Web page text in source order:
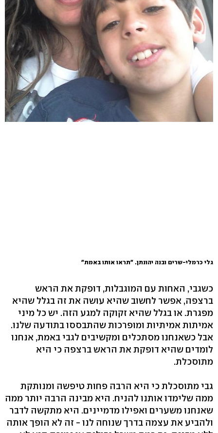
גלי כרמלי-שרים ובנה יהונתן. "תראו אותו באמת"
כשגבי, האחות עם המוגבלות, דופקת את הראש
ברצפה, אפשר לחשוב שהיא עושה את זה בגלל שהיא
מפגרת. או בגלל שהיא זקוקה למגע הזה. יש כל מיני
אמיתות אמיתיות ומופרכות שהתבססו בתודעה שלנו.
אבל כשאנחנו מסתכלים ומקשיבים לגבי באמת, אנחנו
לומדים שהיא דופקת את הראש ברצפה כי היא
מתוסכלת.
גבי מתוסכלת כי היא הרבה פחות טיפשה ומנותקת
ממה שלימדו אותנו להניח. היא מבינה הרבה יותר ממה
שאנחנו משערים ואפילו מדמיינים. היא מתקשה לדבר
ולהביע את עצמה בדרך שנוחה לנו - זה לא הופך אותה